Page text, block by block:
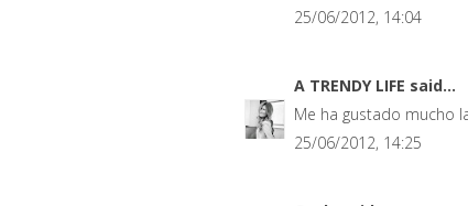
25/06/2012, 14:04
A TRENDY LIFE said...
Me ha gustado mucho
25/06/2012, 14:25